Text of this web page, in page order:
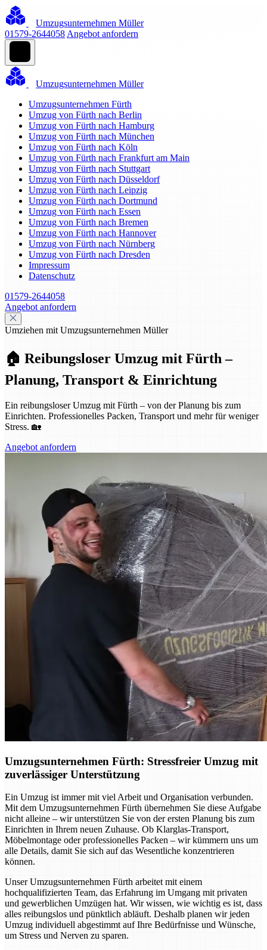
Umzugsunternehmen Müller
01579-2644058 Angebot anfordern
Umzugsunternehmen Müller
Umzugsunternehmen Fürth
Umzug von Fürth nach Berlin
Umzug von Fürth nach Hamburg
Umzug von Fürth nach München
Umzug von Fürth nach Köln
Umzug von Fürth nach Frankfurt am Main
Umzug von Fürth nach Stuttgart
Umzug von Fürth nach Düsseldorf
Umzug von Fürth nach Leipzig
Umzug von Fürth nach Dortmund
Umzug von Fürth nach Essen
Umzug von Fürth nach Bremen
Umzug von Fürth nach Hannover
Umzug von Fürth nach Nürnberg
Umzug von Fürth nach Dresden
Impressum
Datenschutz
01579-2644058
Angebot anfordern
Umziehen mit Umzugsunternehmen Müller
🏠 Reibungsloser Umzug mit Fürth –
Planung, Transport & Einrichtung
Ein reibungsloser Umzug mit Fürth – von der Planung bis zum
Einrichten. Professionelles Packen, Transport und mehr für weniger
Stress. 🏡
Angebot anfordern
Umzugsunternehmen Fürth: Stressfreier Umzug mit
zuverlässiger Unterstützung
Ein Umzug ist immer mit viel Arbeit und Organisation verbunden.
Mit dem Umzugsunternehmen Fürth übernehmen Sie diese Aufgabe
nicht alleine – wir unterstützen Sie von der ersten Planung bis zum
Einrichten in Ihrem neuen Zuhause. Ob Klarglas-Transport,
Möbelmontage oder professionelles Packen – wir kümmern uns um
alle Details, damit Sie sich auf das Wesentliche konzentrieren
können.
Unser Umzugsunternehmen Fürth arbeitet mit einem
hochqualifizierten Team, das Erfahrung im Umgang mit privaten
und gewerblichen Umzügen hat. Wir wissen, wie wichtig es ist, dass
alles reibungslos und pünktlich abläuft. Deshalb planen wir jeden
Umzug individuell abgestimmt auf Ihre Bedürfnisse und Wünsche,
um Stress und Nerven zu sparen.